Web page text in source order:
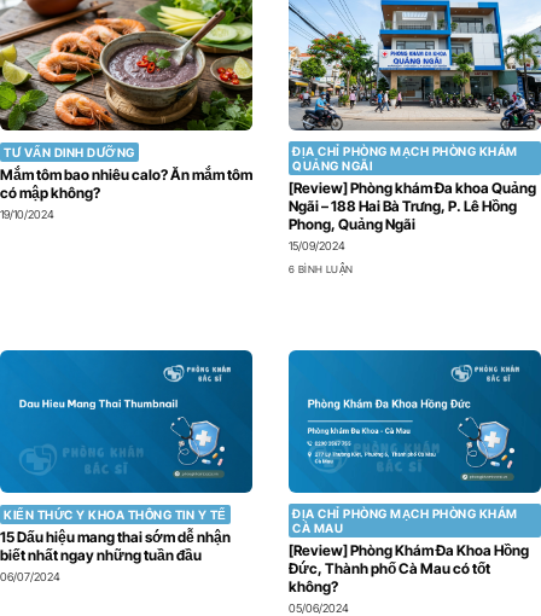
TƯ VẤN DINH DƯỠNG
Mắm tôm bao nhiêu calo? Ăn mắm tôm
có mập không?
19/10/2024
ĐỊA CHỈ PHÒNG MẠCH PHÒNG KHÁM
QUẢNG NGÃI
[Review] Phòng khám Đa khoa Quảng
Ngãi – 188 Hai Bà Trưng, P. Lê Hồng
Phong, Quảng Ngãi
15/09/2024
6 BÌNH LUẬN
KIẾN THỨC Y KHOA THÔNG TIN Y TẾ
15 Dấu hiệu mang thai sớm dễ nhận
biết nhất ngay những tuần đầu
06/07/2024
ĐỊA CHỈ PHÒNG MẠCH PHÒNG KHÁM
CÀ MAU
[Review] Phòng Khám Đa Khoa Hồng
Đức, Thành phố Cà Mau có tốt
không?
05/06/2024